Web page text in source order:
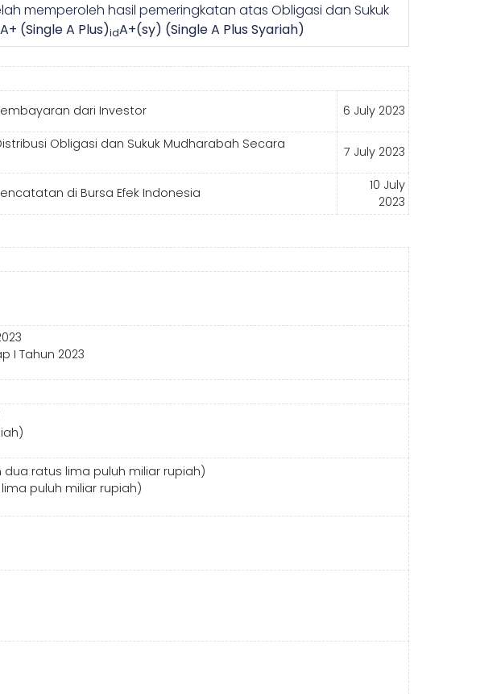
memperoleh hasil pemeringkatan atas Obligasi dan Sukuk
A+ (Single A Plus)idA+(sy) (Single A Plus Syariah)
dari Investor 6 July 2023
Obligasi dan Sukuk Mudharabah Secara
7 July 2023
di Bursa Efek Indonesia
10 July
2023
I Tahun 2023
dua ratus lima puluh miliar rupiah)
puluh miliar rupiah)